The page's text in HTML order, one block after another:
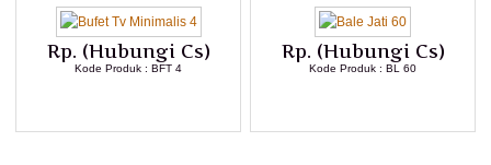
Rp. (Hubungi Cs)
Kode Produk : BFT 4
Rp. (Hubungi Cs)
Kode Produk : BL 60